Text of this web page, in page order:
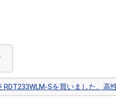
RDT233WLM-Sを買いました。高